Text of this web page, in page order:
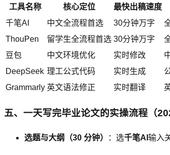
工具名称 核心定位 最快出稿速度
千笔AI
中文全流程首选 30分钟万字
ThouPen
留学生全流程首选 30分钟万字
豆包
中文环境优化 实时修改
DeepSeek 理工公式代码 实时生成
Grammarly 英文语法修正 实时翻译
五、一天写完毕业论文的实操流程（
选题与大纲（30 分钟） ：选千笔AI 输入